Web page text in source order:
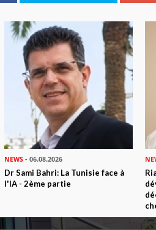
NEWS - 06.08.2026
Dr Sami Bahri: La Tunisie face à
l'IA - 2ème partie